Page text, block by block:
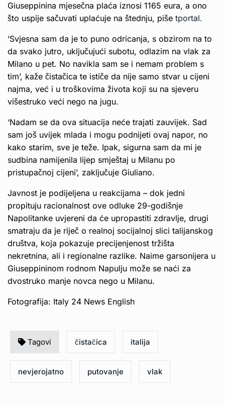
Giuseppinina mjesečna plaća iznosi 1165 eura, a ono
što uspije sačuvati uplaćuje na štednju, piše tportal.
‘Svjesna sam da je to puno odricanja, s obzirom na to
da svako jutro, uključujući subotu, odlazim na vlak za
Milano u pet. No navikla sam se i nemam problem s
tim’, kaže čistačica te ističe da nije samo stvar u cijeni
najma, već i u troškovima života koji su na sjeveru
višestruko veći nego na jugu.
‘Nadam se da ova situacija neće trajati zauvijek. Sad
sam još uvijek mlada i mogu podnijeti ovaj napor, no
kako starim, sve je teže. Ipak, sigurna sam da mi je
sudbina namijenila lijep smještaj u Milanu po
pristupačnoj cijeni’, zaključuje Giuliano.
Javnost je podijeljena u reakcijama – dok jedni
propituju racionalnost ove odluke 29-godišnje
Napolitanke uvjereni da će upropastiti zdravlje, drugi
smatraju da je riječ o realnoj socijalnoj slici talijanskog
društva, koja pokazuje precijenjenost tržišta
nekretnina, ali i regionalne razlike. Naime garsonijera u
Giuseppininom rodnom Napulju može se naći za
dvostruko manje novca nego u Milanu.
Fotografija: Italy 24 News English
Tagovi čistačica italija
nevjerojatno putovanje vlak